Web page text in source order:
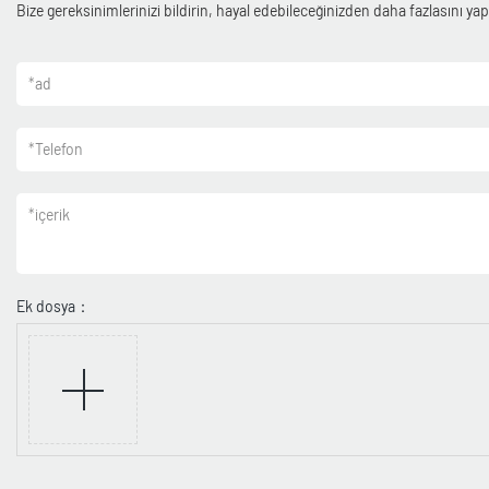
Bize gereksinimlerinizi bildirin, hayal edebileceğinizden daha fazlasını
*ad
*Telefon
*içerik
Ek dosya：